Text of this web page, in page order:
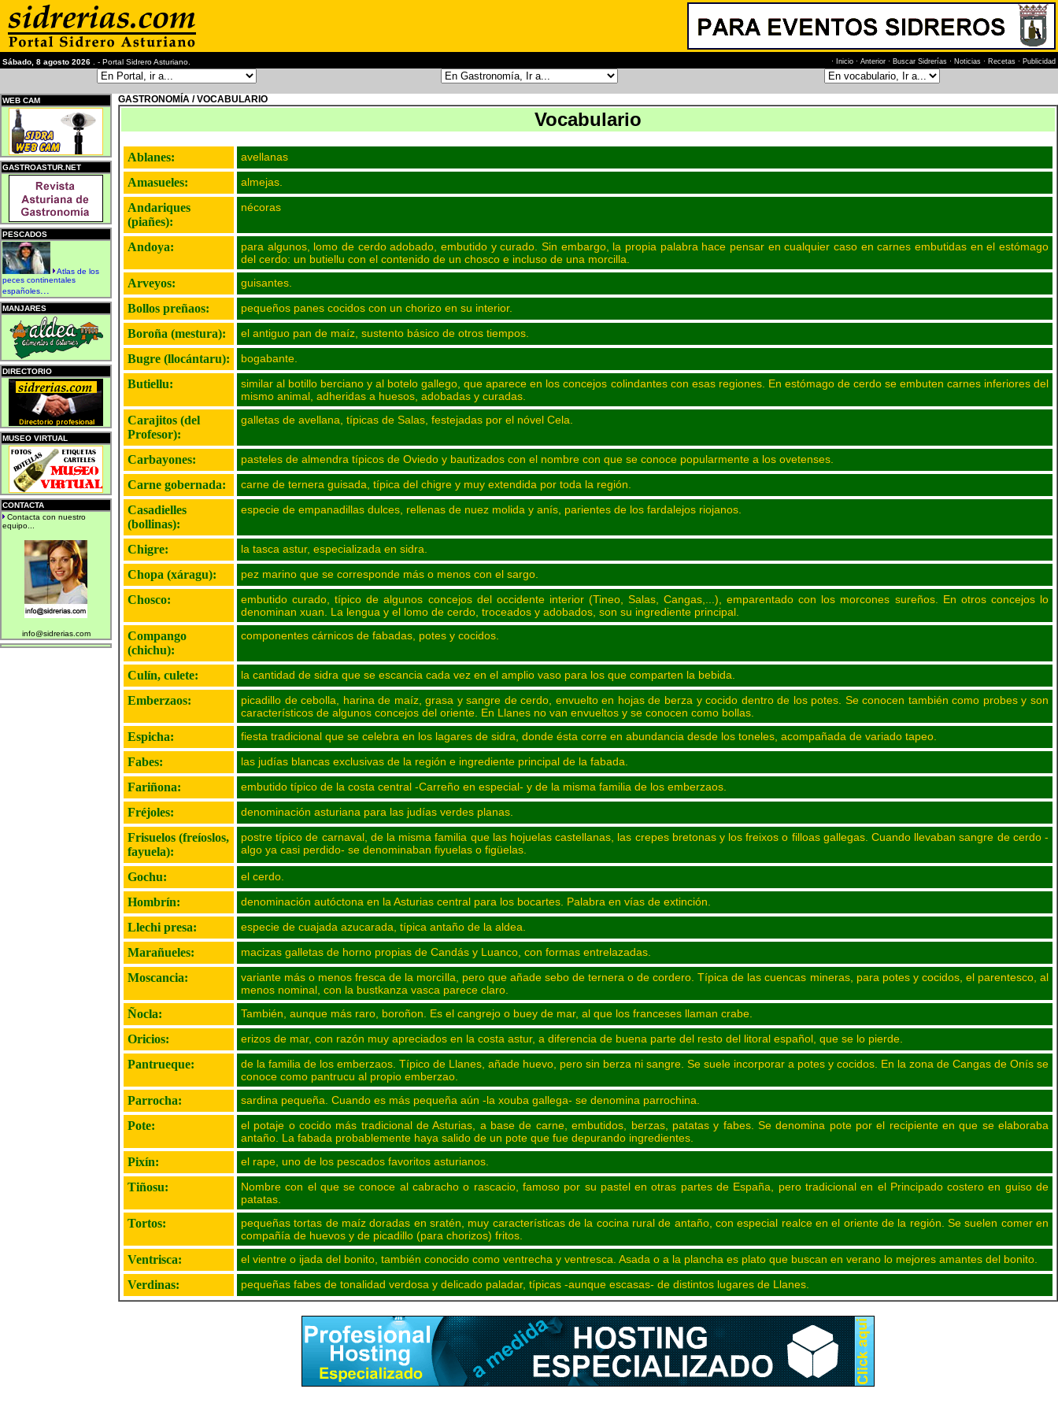
Sábado, 8 agosto 2026 . - Portal Sidrero Asturiano. · Inicio · Anterior · Buscar Sidrerías · Noticias · Recetas · Publicidad
WEB CAM
GASTROASTUR.NET
PESCADOS
Atlas de los
peces continentales
españoles...
MANJARES
DIRECTORIO
MUSEO VIRTUAL
CONTACTA
Contacta con nuestro
equipo...
info@sidrerias.com
GASTRONOMÍA / VOCABULARIO
Vocabulario
Ablanes: avellanas
Amasueles: almejas.
Andariques
(piañes):
nécoras
Andoya:
para algunos, lomo de cerdo adobado, embutido y curado. Sin embargo, la propia palabra hace pensar en cualquier caso en carnes embutidas en el estómago
del cerdo: un butiellu con el contenido de un chosco e incluso de una morcilla.
Arveyos: guisantes.
Bollos preñaos: pequeños panes cocidos con un chorizo en su interior.
Boroña (mestura): el antiguo pan de maíz, sustento básico de otros tiempos.
Bugre (llocántaru): bogabante.
Butiellu:
similar al botillo berciano y al botelo gallego, que aparece en los concejos colindantes con esas regiones. En estómago de cerdo se embuten carnes inferiores del
mismo animal, adheridas a huesos, adobadas y curadas.
Carajitos (del
Profesor):
galletas de avellana, típicas de Salas, festejadas por el nóvel Cela.
Carbayones: pasteles de almendra típicos de Oviedo y bautizados con el nombre con que se conoce popularmente a los ovetenses.
Carne gobernada: carne de ternera guisada, típica del chigre y muy extendida por toda la región.
Casadielles
(bollinas):
especie de empanadillas dulces, rellenas de nuez molida y anís, parientes de los fardalejos riojanos.
Chigre: la tasca astur, especializada en sidra.
Chopa (xáragu): pez marino que se corresponde más o menos con el sargo.
Chosco:
embutido curado, típico de algunos concejos del occidente interior (Tineo, Salas, Cangas,...), emparentado con los morcones sureños. En otros concejos lo
denominan xuan. La lengua y el lomo de cerdo, troceados y adobados, son su ingrediente principal.
Compango
(chichu):
componentes cárnicos de fabadas, potes y cocidos.
Culín, culete: la cantidad de sidra que se escancia cada vez en el amplio vaso para los que comparten la bebida.
Emberzaos:
picadillo de cebolla, harina de maíz, grasa y sangre de cerdo, envuelto en hojas de berza y cocido dentro de los potes. Se conocen también como probes y son
característicos de algunos concejos del oriente. En Llanes no van envueltos y se conocen como bollas.
Espicha: fiesta tradicional que se celebra en los lagares de sidra, donde ésta corre en abundancia desde los toneles, acompañada de variado tapeo.
Fabes: las judías blancas exclusivas de la región e ingrediente principal de la fabada.
Fariñona: embutido típico de la costa central -Carreño en especial- y de la misma familia de los emberzaos.
Fréjoles: denominación asturiana para las judías verdes planas.
Frisuelos (freíoslos,
fayuela):
postre típico de carnaval, de la misma familia que las hojuelas castellanas, las crepes bretonas y los freixos o filloas gallegas. Cuando llevaban sangre de cerdo -
algo ya casi perdido- se denominaban fiyuelas o figüelas.
Gochu: el cerdo.
Hombrín: denominación autóctona en la Asturias central para los bocartes. Palabra en vías de extinción.
Llechi presa: especie de cuajada azucarada, típica antaño de la aldea.
Marañueles: macizas galletas de horno propias de Candás y Luanco, con formas entrelazadas.
Moscancia:
variante más o menos fresca de la morcilla, pero que añade sebo de ternera o de cordero. Típica de las cuencas mineras, para potes y cocidos, el parentesco, al
menos nominal, con la bustkanza vasca parece claro.
Ñocla: También, aunque más raro, boroñon. Es el cangrejo o buey de mar, al que los franceses llaman crabe.
Oricios: erizos de mar, con razón muy apreciados en la costa astur, a diferencia de buena parte del resto del litoral español, que se lo pierde.
Pantrueque:
de la familia de los emberzaos. Típico de Llanes, añade huevo, pero sin berza ni sangre. Se suele incorporar a potes y cocidos. En la zona de Cangas de Onís se
conoce como pantrucu al propio emberzao.
Parrocha: sardina pequeña. Cuando es más pequeña aún -la xouba gallega- se denomina parrochina.
Pote:
el potaje o cocido más tradicional de Asturias, a base de carne, embutidos, berzas, patatas y fabes. Se denomina pote por el recipiente en que se elaboraba
antaño. La fabada probablemente haya salido de un pote que fue depurando ingredientes.
Pixín: el rape, uno de los pescados favoritos asturianos.
Tiñosu:
Nombre con el que se conoce al cabracho o rascacio, famoso por su pastel en otras partes de España, pero tradicional en el Principado costero en guiso de
patatas.
Tortos:
pequeñas tortas de maíz doradas en sratén, muy características de la cocina rural de antaño, con especial realce en el oriente de la región. Se suelen comer en
compañía de huevos y de picadillo (para chorizos) fritos.
Ventrisca: el vientre o ijada del bonito, también conocido como ventrecha y ventresca. Asada o a la plancha es plato que buscan en verano lo mejores amantes del bonito.
Verdinas: pequeñas fabes de tonalidad verdosa y delicado paladar, típicas -aunque escasas- de distintos lugares de Llanes.